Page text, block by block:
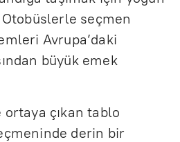
seçmen
Avrupa’daki
büyük emek
çıkan tablo
derin bir